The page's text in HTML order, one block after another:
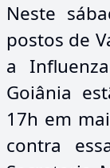
Neste
postos de
a
Goiânia
17h em
contra